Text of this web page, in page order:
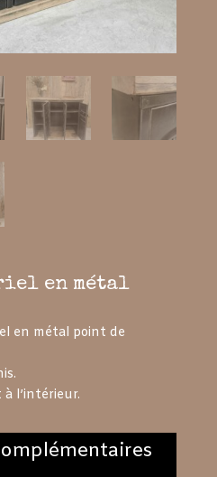
en métal
en métal point de
l’intérieur.